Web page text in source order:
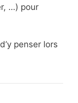
…) pour
penser lors